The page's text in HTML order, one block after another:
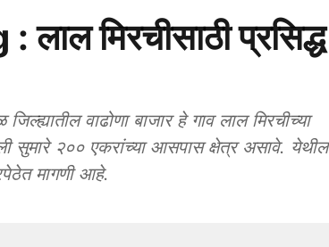
मिरचीसाठी प्रसिद्ध
वाढोणा बाजार हे गाव लाल मिरचीच्या
सुमारे २०० एकरांच्या आसपास क्षेत्र असावे. येथील
मागणी आहे.